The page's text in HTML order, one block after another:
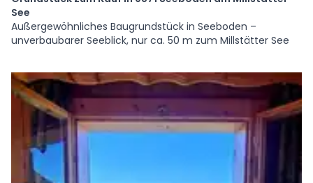
See
Außergewöhnliches Baugrundstück in Seeboden –
unverbaubarer Seeblick, nur ca. 50 m zum Millstätter See